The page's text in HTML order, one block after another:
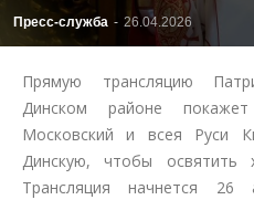
Пресс-служба - 26.04.2026
Прямую трансляцию
Динском районе
Московский и всея Руси
Динскую, чтобы освятить
Трансляция начнется